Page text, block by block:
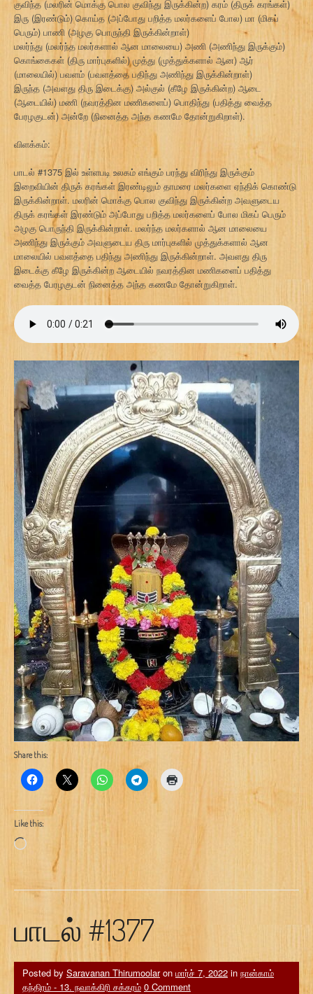
குவிந்த (மலரின் மொக்கு பொல குவிந்து இருக்கின்ற) கரம் (திருக் கரங்கள்)
இரு (இரண்டும்) கொய்த (அப்போது பறித்த மலர்களைப் போல) மா (மிகப்
பெரும்) பாணி (அழகு பொருந்தி இருக்கின்றாள்)
மலர்ந்து (மலர்ந்த மலர்களால் ஆன மாலையை) அணி (அணிந்து இருக்கும்)
கொங்கைகள் (திரு மார்புகளில்) முத்து (முத்துக்களால் ஆன) ஆர்
(மாலையில்) பவளம் (பவளத்தை பதிந்து அணிந்து இருக்கின்றாள்)
இருந்த (அவளது திரு இடைக்கு) அல்குல் (கீழே இருக்கின்ற) ஆடை
(ஆடையில்) மணி (நவரத்தின மணிகளைப்) பொதிந்து (பதித்து வைத்த
பேரழகுடன்) அன்றே (நினைத்த அந்த கணமே தோன்றுகிறாள்).
விளக்கம்:
பாடல் #1375 இல் உள்ளபடி உலகம் எங்கும் பரந்து விரிந்து இருக்கும்
இறைவியின் திருக் கரங்கள் இரண்டிலும் தாமரை மலர்களை ஏந்திக் கொண்டு
இருக்கின்றாள். மலரின் மொக்கு பொல குவிந்து இருக்கின்ற அவளுடைய
திருக் கரங்கள் இரண்டும் அப்போது பறித்த மலர்களைப் போல மிகப் பெரும்
அழகு பொருந்தி இருக்கின்றாள். மலர்ந்த மலர்களால் ஆன மாலையை
அணிந்து இருக்கும் அவளுடைய திரு மார்புகளில் முத்துக்களால் ஆன
மாலையில் பவளத்தை பதிந்து அணிந்து இருக்கின்றாள். அவளது திரு
இடைக்கு கீழே இருக்கின்ற ஆடையில் நவரத்தின மணிகளைப் பதித்து
வைத்த பேரழகுடன் நினைத்த அந்த கணமே தோன்றுகிறாள்.
Share this:
Like this:
Loading…
பாடல் #1377
Posted by Saravanan Thirumoolaron மார்ச் 7, 2022 in நான்காம்
தந்திரம் - 13. நவாக்கிரி சக்கரம் 0 Comment